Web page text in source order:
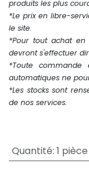
produits les plus
*Le prix en libre-
le site.
*Pour tout achat
devront s'effectuer
*Toute
automatiques ne
*Les stocks sont
de nos services.
Quantité: 1 pièce